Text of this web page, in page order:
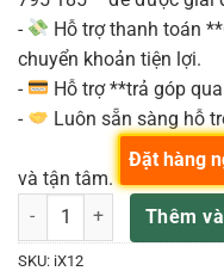
-
Hỗ trợ thanh toán
chuyển khoản tiện lợi.
-
Hỗ trợ **trả góp
-
Luôn sẵn sàng hỗ
và tận tâm.
Turbosound iX12 Loa Full
Thêm
Đặt hàng
SKU: iX12